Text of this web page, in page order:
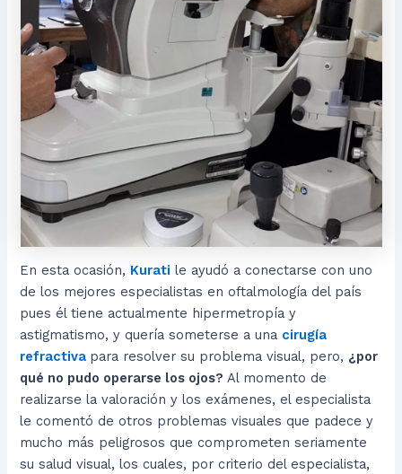
En esta ocasión, Kurati le ayudó a conectarse con uno
de los mejores especialistas en oftalmología del país
pues él tiene actualmente hipermetropía y
astigmatismo, y quería someterse a una cirugía
refractiva para resolver su problema visual, pero, ¿por
qué no pudo operarse los ojos? Al momento de
realizarse la valoración y los exámenes, el especialista
le comentó de otros problemas visuales que padece y
mucho más peligrosos que comprometen seriamente
su salud visual, los cuales, por criterio del especialista,